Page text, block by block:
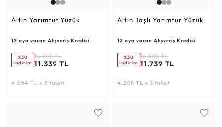
Altın Yarımtur Yüzük
12 aya varan Alışveriş Kredisi
%30
İndirim
16.208 TL
11.339 TL
4.064 TL x 3 taksit
Altın Taşlı Yarımtur Yüzük
12 aya varan Alışveriş Kredisi
%30
İndirim
16.808 TL
11.739 TL
4.208 TL x 3 taksit